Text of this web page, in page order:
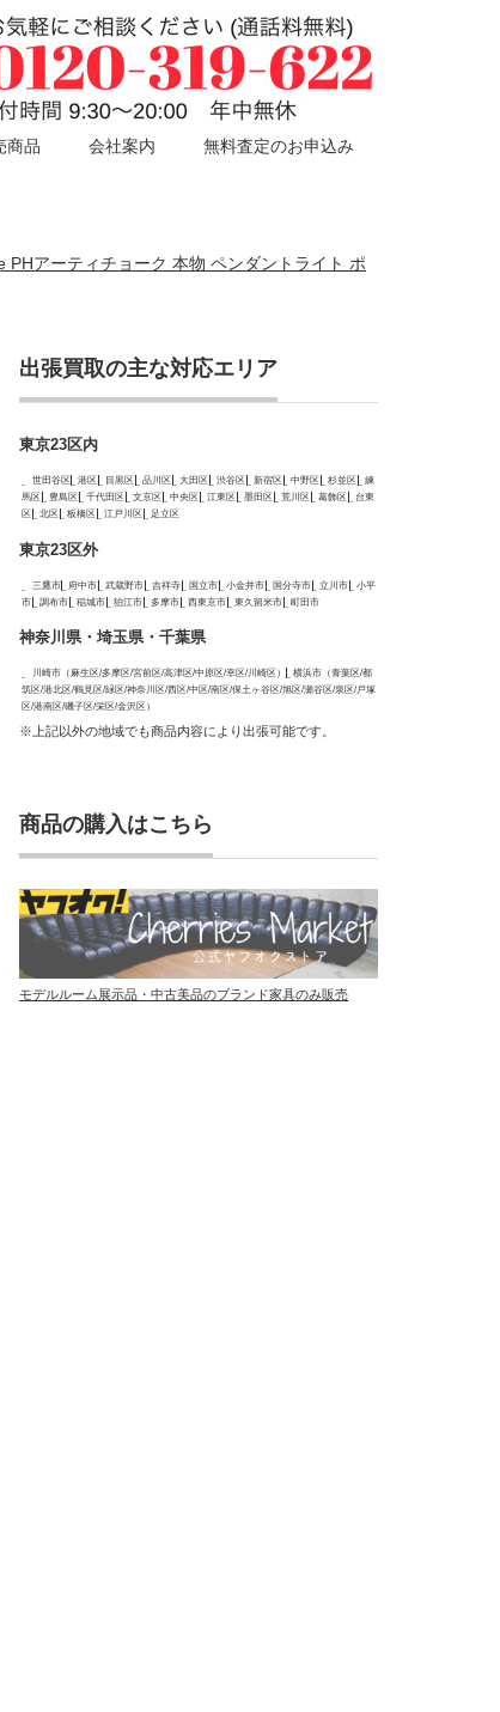
商品 会社案内 無料査定のお申込み
PHアーティチョーク 本物 ペンダントライト ポ
出張買取の主な対応エリア
東京23区内
世田谷区 港区 目黒区 品川区 大田区 渋谷区 新宿区 中野区 杉並区
練
馬区
豊島区 千代田区 文京区 中央区 江東区 墨田区 荒川区 葛飾区
台東
区
北区 板橋区 江戸川区 足立区
東京23区外
三鷹市 府中市 武蔵野市 吉祥寺 国立市 小金井市 国分寺市 立川市
小平
市
調布市 稲城市 狛江市 多摩市 西東京市 東久留米市 町田市
神奈川県・埼玉県・千葉県
川崎市（麻生区/多摩区/宮前区/高津区/中原区/幸区/川崎区）
横浜市（青葉区/都
筑区/港北区/鶴見区/緑区/神奈川区/西区/中区/南区/保土ヶ谷区/旭区/瀬谷区/泉区/戸塚
区/港南区/磯子区/栄区/金沢区）
※上記以外の地域でも商品内容により出張可能です。
商品の購入はこちら
モデルルーム展示品・中古美品のブランド家具のみ販売